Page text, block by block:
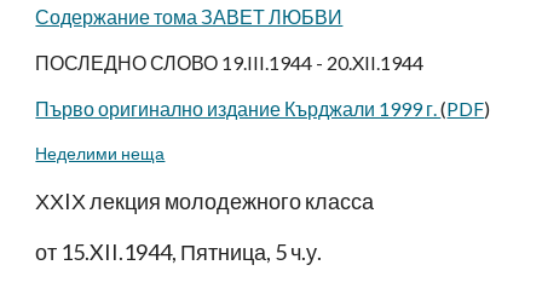
Содержание тома ЗАВЕТ ЛЮБВИ
ПОСЛЕДНО СЛОВО 19.III.1944 - 20.XII.1944
Първо оригинално издание Кърджали 1999 г.(PDF)
Неделими неща
ХХIХ лекция молодежного класса
от 15.XII.1944, Пятница, 5 ч.у.